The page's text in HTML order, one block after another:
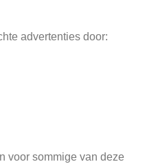
advertenties door:
voor sommige van deze